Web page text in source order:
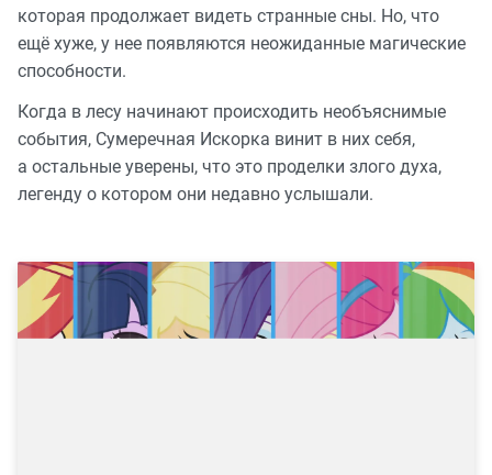
которая продолжает видеть странные сны. Но, что
ещё хуже, у нее появляются неожиданные магические
способности.
Когда в лесу начинают происходить необъяснимые
события, Сумеречная Искорка винит в них себя,
а остальные уверены, что это проделки злого духа,
легенду о котором они недавно услышали.